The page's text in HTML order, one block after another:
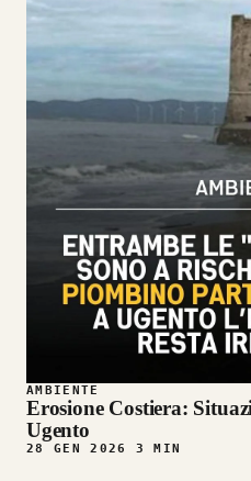
AMBIENTE
Erosione Costiera:
Ugento
28 GEN 2026 3 MIN